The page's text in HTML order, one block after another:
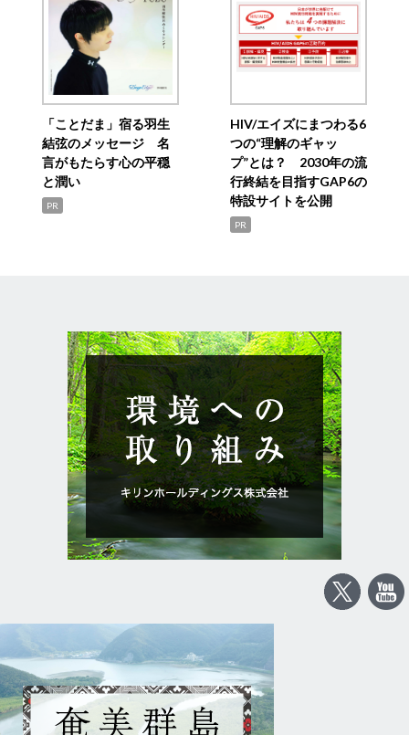
「ことだま」宿る羽生
結弦のメッセージ 名
言がもたらす心の平穏
と潤い
PR
HIV/エイズにまつわる6
つの“理解のギャッ
プ”とは？ 2030年の流
行終結を目指すGAP6の
特設サイトを公開
PR